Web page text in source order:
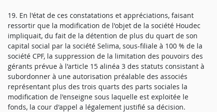
19. En l'état de ces constatations et appréciations, faisant
ressortir que la modification de l'objet de la société Houdec
impliquait, du fait de la détention de plus du quart de son
capital social par la société Selima, sous-filiale à 100 % de la
société CPF, la suppression de la limitation des pouvoirs des
gérants prévue à l'article 15 alinéa 3 des statuts consistant à
subordonner à une autorisation préalable des associés
représentant plus des trois quarts des parts sociales la
modification de l'enseigne sous laquelle est exploitée le
fonds, la cour d'appel a légalement justifié sa décision.